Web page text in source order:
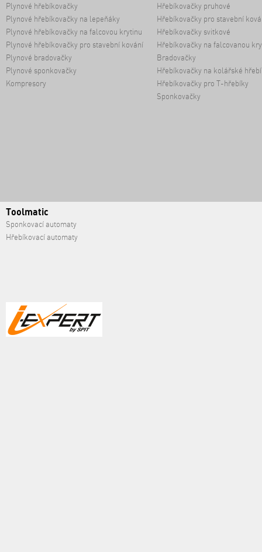
Plynové hřebíkovačky
Plynové hřebíkovačky na lepeňáky
Plynové hřebíkovačky na falcovou krytinu
Plynové hřebíkovačky pro stavební kování
Plynové bradovačky
Plynové sponkovačky
Kompresory
Hřebíkovačky pruhové
Hřebíkovačky pro stavební
Hřebíkovačky svitkové
Hřebíkovačky na falcovanou
Bradovačky
Hřebíkovačky na kolářské
Hřebíkovačky pro T-hřebíky
Sponkovačky
Toolmatic
Sponkovací automaty
Hřebíkovací automaty